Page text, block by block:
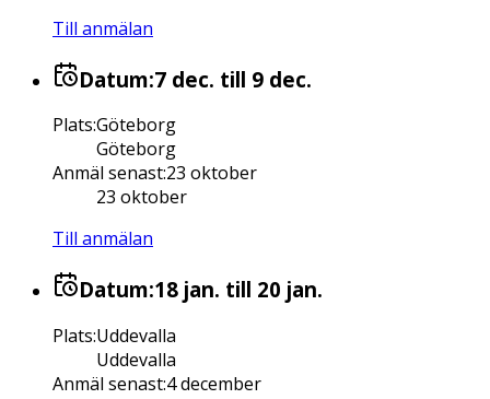
Till anmälan
Datum:7 dec. till 9 dec.
Plats:Göteborg
Göteborg
Anmäl senast:23 oktober
23 oktober
Till anmälan
Datum:18 jan. till 20 jan.
Plats:Uddevalla
Uddevalla
Anmäl senast:4 december